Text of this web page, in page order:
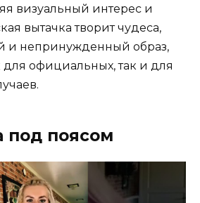
визуальный интерес и
вытачка творит чудеса,
и непринужденный образ,
официальных, так и для
под поясом